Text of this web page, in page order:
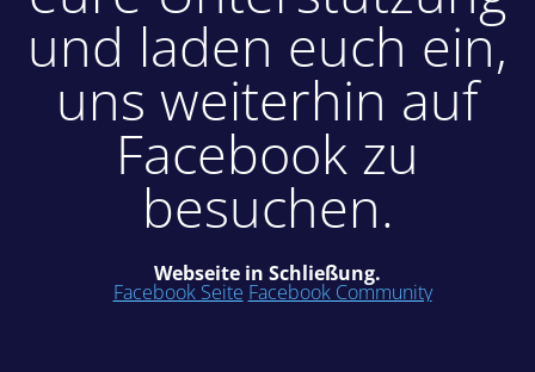
und laden euch ein,
uns weiterhin auf
Facebook zu
besuchen.
Webseite in Schließung.
Facebook Seite Facebook Community